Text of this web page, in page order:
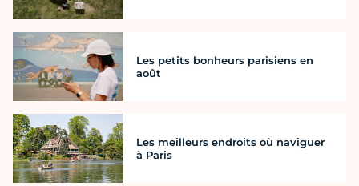
Les petits bonheurs parisiens en
août
Les meilleurs endroits où naviguer
à Paris